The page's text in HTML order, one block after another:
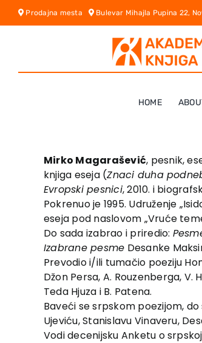
Skip
Prodajna mesta Bulevar Mihajla Pupina 22,
HOME
Mirko Magarašević, pesnik,
knjiga eseja (Znaci duha
Evropski pesnici, 2010. i
Pokrenuo je 1995. Udruženje
eseja pod naslovom „Vruće
Do sada izabrao i priredio:
Izabrane pesme Desanke
Prevodio i/ili tumačio poeziju
Džon Persa, A. Rouzenberga, V.
Teda Hjuza i B. Patena.
Baveći se srpskom poezijom,
Ujeviću, Stanislavu Vinaveru,
Vodi decenijsku Anketu o